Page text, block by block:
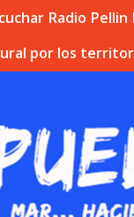
Radio Pellin
por los